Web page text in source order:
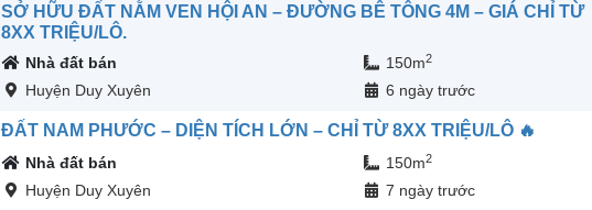
SỞ HỮU ĐẤT NẰM VEN HỘI AN – ĐƯỜNG BÊ TÔNG 4M – GIÁ CHỈ TỪ
8XX TRIỆU/LÔ.
Nhà đất bán 150m2
Huyện Duy Xuyên 6 ngày trước
ĐẤT NAM PHƯỚC – DIỆN TÍCH LỚN – CHỈ TỪ 8XX TRIỆU/LÔ 🔥
Nhà đất bán
150m2
Huyện Duy Xuyên 7 ngày trước